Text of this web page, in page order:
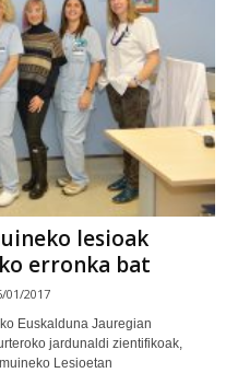
lesioak
erronka bat
01/2017
Euskalduna Jauregian
jardunaldi zientifikoak,
Lesioetan